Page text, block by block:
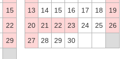
15
22
29
13
14 15 16 17 18
19
20
21 22 23 24 25
26
27
28 29 30